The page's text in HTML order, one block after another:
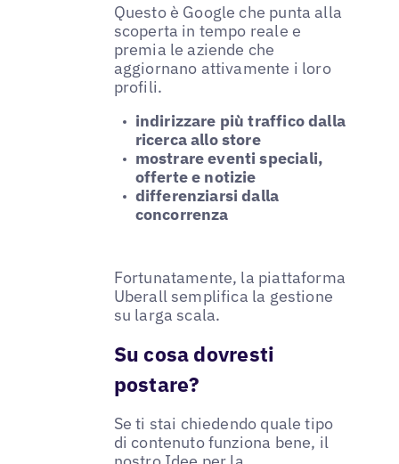
Questo è Google che punta alla
scoperta in tempo reale e
premia le aziende che
aggiornano attivamente i loro
profili.
indirizzare più traffico dalla
ricerca allo store
mostrare eventi speciali,
offerte e notizie
differenziarsi dalla
concorrenza
Fortunatamente, la piattaforma
Uberall semplifica la gestione
su larga scala.
Su cosa dovresti
postare?
Se ti stai chiedendo quale tipo
di contenuto funziona bene, il